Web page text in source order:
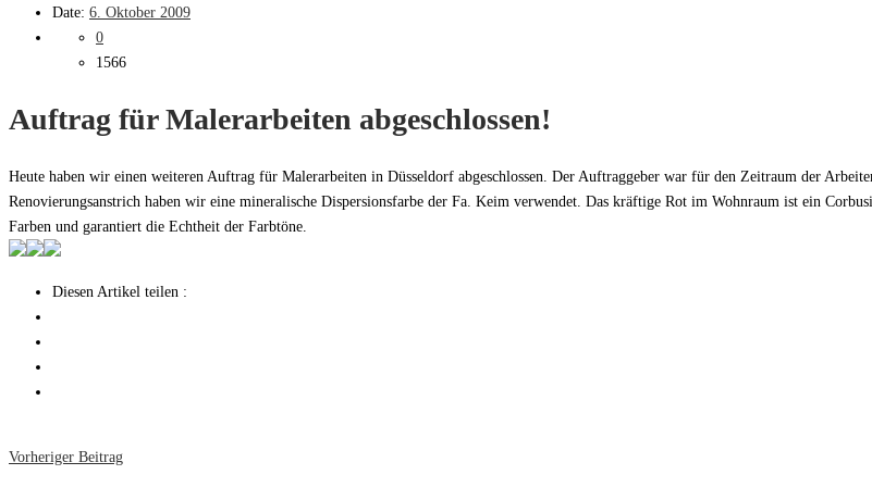
Date: 6. Oktober 2009
0
1566
Auftrag für Malerarbeiten abgeschlossen!
Heute haben wir einen weiteren Auftrag für Malerarbeiten in Düsseldorf abgeschlossen. Der Auftraggeber war für den Zeitraum der
Renovierungsanstrich haben wir eine mineralische Dispersionsfarbe der Fa. Keim verwendet. Das kräftige Rot im Wohnraum ist ein
Farben und garantiert die Echtheit der Farbtöne.
Diesen Artikel teilen :
Vorheriger Beitrag